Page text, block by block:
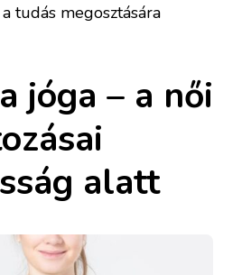
tudás megosztására
jóga – a női
alatt